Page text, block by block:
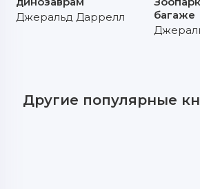
Джеральд Даррелл
багаже
Другие популярные